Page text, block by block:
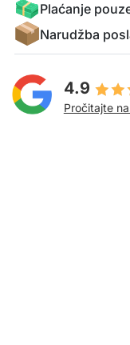
Plaćanje
Narudžba
4.9
Pročitajte